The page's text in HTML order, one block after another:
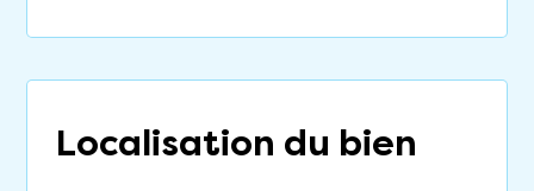
Localisation du bien